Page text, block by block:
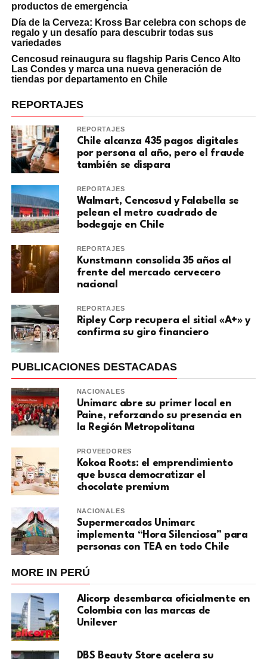
productos de emergencia
Día de la Cerveza: Kross Bar celebra con schops de
regalo y un desafío para descubrir todas sus
variedades
Cencosud reinaugura su flagship Paris Cenco Alto
Las Condes y marca una nueva generación de
tiendas por departamento en Chile
REPORTAJES
REPORTAJES
Chile alcanza 435 pagos digitales
por persona al año, pero el fraude
también se dispara
REPORTAJES
Walmart, Cencosud y Falabella se
pelean el metro cuadrado de
bodegaje en Chile
REPORTAJES
Kunstmann consolida 35 años al
frente del mercado cervecero
nacional
REPORTAJES
Ripley Corp recupera el sitial «A+» y
confirma su giro financiero
PUBLICACIONES DESTACADAS
NACIONALES
Unimarc abre su primer local en
Paine, reforzando su presencia en
la Región Metropolitana
PROVEEDORES
Kokoa Roots: el emprendimiento
que busca democratizar el
chocolate premium
NACIONALES
Supermercados Unimarc
implementa “Hora Silenciosa” para
personas con TEA en todo Chile
MORE IN PERÚ
Alicorp desembarca oficialmente en
Colombia con las marcas de
Unilever
DBS Beauty Store acelera su